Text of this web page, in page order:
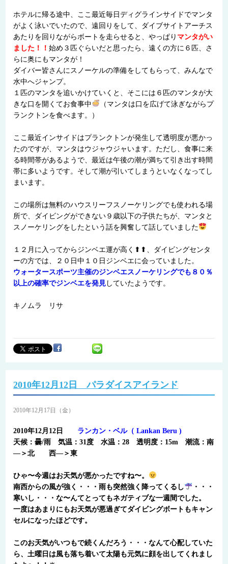
ホテルに帰る途中、ここ最近毎日ディグラインサイドでマンタ
がよく泳いでいたので、遠回りをして、ダイブサイトアーチス
あたりを回りながらボートを走らせると、やっぱり マンタがい
ました！！始め３匹ぐらいだと思ったら、遠くの方に６匹、さ
らに奥にもマンタが！
ダイバー皆さんにスノーケルの準備をしてもらって、みんなで
水中へジャンプ。
１匹のマンタを追いかけていくと、そこには６匹のマンタが大
きな口を開くてお食事中
（マンタは口を広げて泳ぎながらプ
ランクトンを食べます。）
ここ最近インサイドはプランクトンが発生して透明度が悪かっ
たのですが、マンタはウジャウジャいます。ただし、食事に来
る時間帯があるようで、最近は午後の潮が満ちて引き出す時間
帯に多いようです。そして潮が引いてしまうといなくなってし
まいます。
この場所は無料のハウスリーフスノーケリングでも使われる場
所で、ダイビングができない９歳以下の子供たちが、マンタと
スノーケリングをしたという話を興奮して話していました
１２月に入ってからジンベエ運が高く⬆⬆、ダイビングセンタ
ーの方では、２０日中１０日ジンベエに会っていました。
ウォータースポーツ主催のジンベエスノーケリングでも８０％
以上の確率でジンベエを発見 していたようです。
キノムラ リサ
2010年12月12日 パラダイスアイランド
2010年12月17日（金）
2010年12月12日
ランカン・ベル（ Lankan Beru )
天候：曇/雨 気温：31度 水温：28 透明度：15m 潮流：南
―＞北 西―＞東
ひゃ〜今週はお天気が悪かったですね〜。
南西からの風が強く・・・雨も突然強く降ってくるし
・・・
寒いし・・・な〜んてとってもネガティブな一週間でした。
一度はあまりにもお天気が悪過ぎてダイビングボートもキャン
セルになったほどです。
このお天気がいつもで続くんだろう・・・なんて心配していた
ら、土曜日は風も落ち着いて太陽も元気に顔を出してくれまし